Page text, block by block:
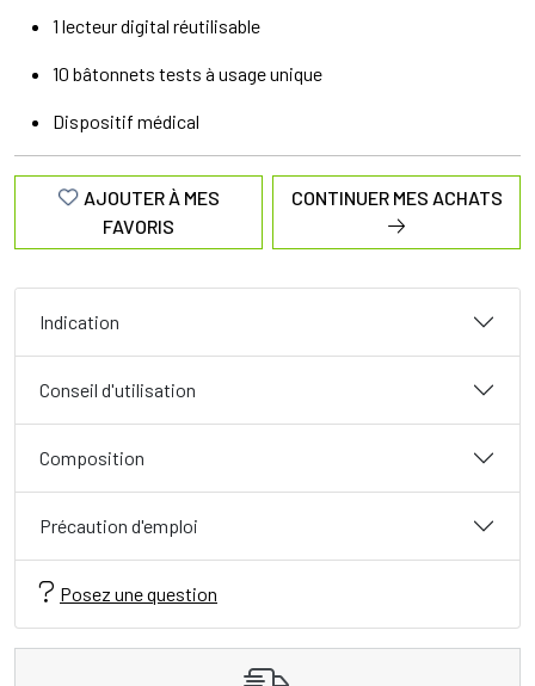
1 lecteur digital réutilisable
10 bâtonnets tests à usage unique
Dispositif médical
AJOUTER À MES
FAVORIS
CONTINUER MES ACHATS
Indication
Conseil d'utilisation
Composition
Précaution d'emploi
Posez une question